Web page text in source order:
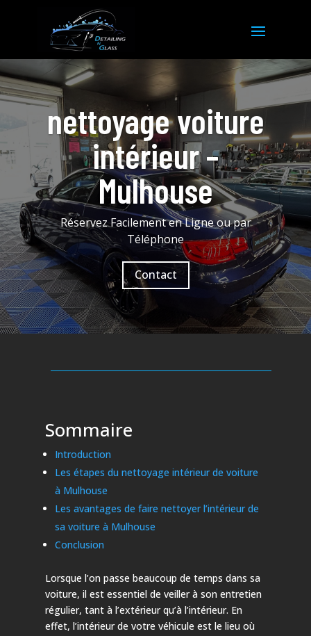
nettoyage voiture
intérieur –
Mulhouse
Réservez Facilement en Ligne ou par
Téléphone
Contact
Sommaire
Introduction
Les étapes du nettoyage intérieur de voiture
à Mulhouse
Les avantages de faire nettoyer l’intérieur de
sa voiture à Mulhouse
Conclusion
Lorsque l’on passe beaucoup de temps dans sa
voiture, il est essentiel de veiller à son entretien
régulier, tant à l’extérieur qu’à l’intérieur. En
effet, l’intérieur de votre véhicule est le lieu où